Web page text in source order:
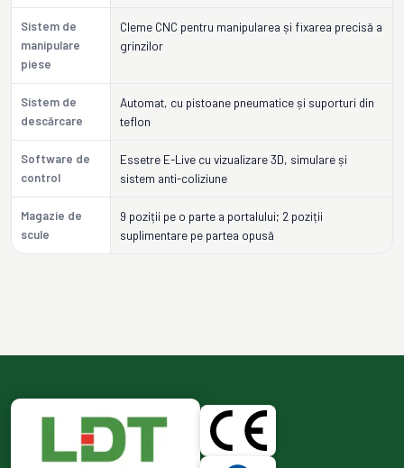
Sistem de
manipulare
piese
Cleme CNC pentru manipularea și fixarea precisă a
grinzilor
Sistem de
descărcare
Automat, cu pistoane pneumatice și suporturi din
teflon
Software de
control
Essetre E-Live cu vizualizare 3D, simulare și
sistem anti-coliziune
Magazie de
scule
9 poziții pe o parte a portalului; 2 poziții
suplimentare pe partea opusă